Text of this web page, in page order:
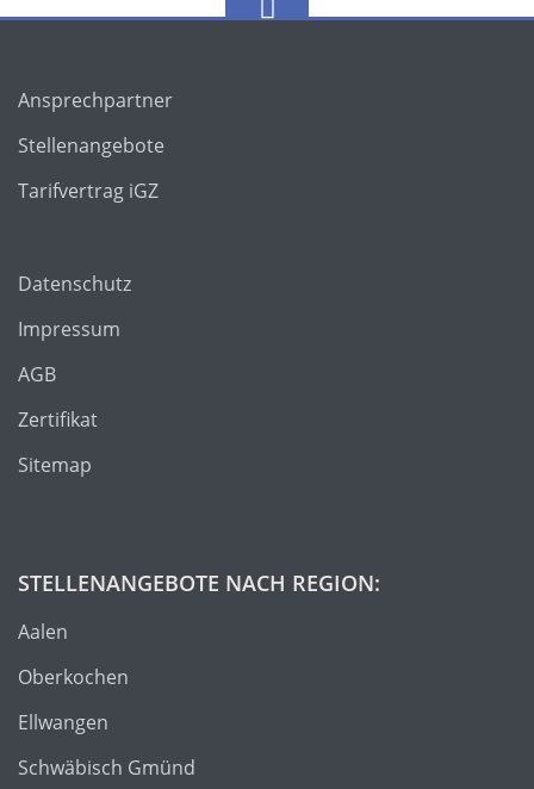
Ansprechpartner
Stellenangebote
Tarifvertrag iGZ
Datenschutz
Impressum
AGB
Zertifikat
Sitemap
STELLENANGEBOTE NACH REGION:
Aalen
Oberkochen
Ellwangen
Schwäbisch Gmünd